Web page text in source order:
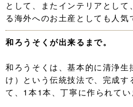
として、またインテリアとし
る海外へのお土産としても人気
和ろうそくが出来るまで。
和ろうそくは、基本的に清浄生
け）という伝統技法で、完成す
て、1本1本、丁寧に作られてい